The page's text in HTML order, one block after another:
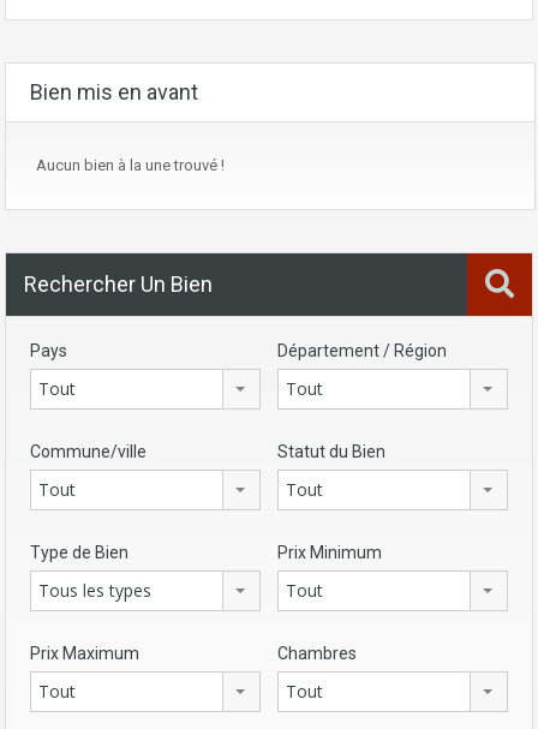
Bien mis en avant
Aucun bien à la une trouvé !
Rechercher Un Bien
Pays
Tout
Département / Région
Tout
Commune/ville
Tout
Statut du Bien
Tout
Type de Bien
Tous les types
Prix Minimum
Tout
Prix Maximum
Tout
Chambres
Tout